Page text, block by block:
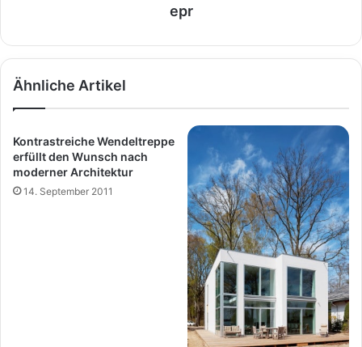
epr
Ähnliche Artikel
Kontrastreiche Wendeltreppe
erfüllt den Wunsch nach
moderner Architektur
14. September 2011